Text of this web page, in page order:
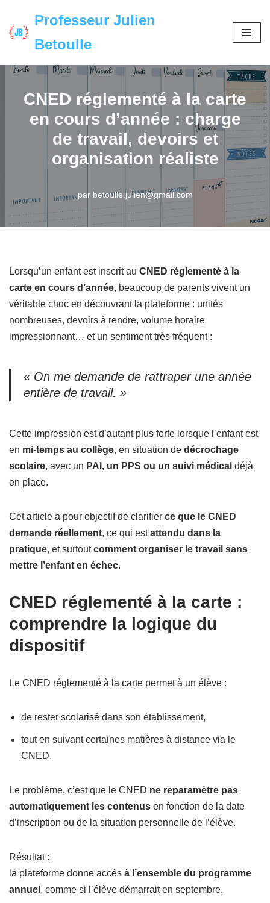
Aller
contenu
Professeur Julien
Betoulle
CNED réglementé à la carte
en cours d’année : charge
de travail, devoirs et
organisation réaliste
par betoulle.julien@gmail.com
Lorsqu’un enfant est inscrit au CNED réglementé à la
carte en cours d’année, beaucoup de parents vivent un
véritable choc en découvrant la plateforme : unités
nombreuses, devoirs à rendre, volume horaire
impressionnant… et un sentiment très fréquent :
« On me demande de rattraper une année
entière de travail. »
Cette impression est d’autant plus forte lorsque l’enfant est
en mi-temps au collège, en situation de décrochage
scolaire, avec un PAI, un PPS ou un suivi médical déjà
en place.
Cet article a pour objectif de clarifier ce que le CNED
demande réellement, ce qui estattendu dans la
pratique, et surtoutcomment organiser le travail sans
mettre l’enfant en échec.
CNED réglementé à la carte :
comprendre la logique du
dispositif
Le CNED réglementé à la carte permet à un élève :
de rester scolarisé dans son établissement,
tout en suivant certaines matières à distance via le
CNED.
Le problème, c’est que le CNED ne reparamètre pas
automatiquement les contenus en fonction de la date
d’inscription ou de la situation personnelle de l’élève.
Résultat :
la plateforme donne accès à l’ensemble du programme
annuel , comme si l’élève démarrait en septembre.